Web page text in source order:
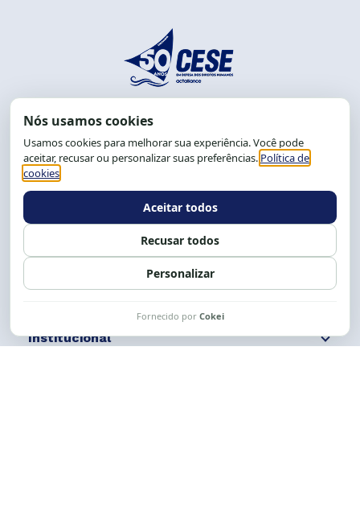
End.: R. da Graça, 150. Graça
CEP: 40.150-055
Salvador-BA, Brasil.
Tel.: (71) 2104-5457, Cel.: (71) 9 9239-2104 ou 2105
Expediente: 8h às 12h e 13 às 17h.
Siga nossas redes Fale conosco
Institucional